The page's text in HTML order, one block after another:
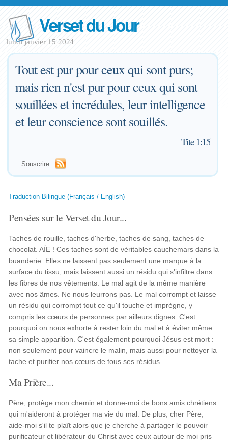
Verset du Jour
lundi janvier 15 2024
Tout est pur pour ceux qui sont purs;
mais rien n'est pur pour ceux qui sont
souillées et incrédules, leur intelligence
et leur conscience sont souillés.
—Tite 1:15
Souscrire:
Traduction Bilingue (Français / English)
Pensées sur le Verset du Jour...
Taches de rouille, taches d'herbe, taches de sang, taches de
chocolat. AÏE ! Ces taches sont de véritables cauchemars dans la
buanderie. Elles ne laissent pas seulement une marque à la
surface du tissu, mais laissent aussi un résidu qui s'infiltre dans
les fibres de nos vêtements. Le mal agit de la même manière
avec nos âmes. Ne nous leurrons pas. Le mal corrompt et laisse
un résidu qui corrompt tout ce qu'il touche et imprègne, y
compris les cœurs de personnes par ailleurs dignes. C'est
pourquoi on nous exhorte à rester loin du mal et à éviter même
sa simple apparition. C'est également pourquoi Jésus est mort :
non seulement pour vaincre le malin, mais aussi pour nettoyer la
tache et purifier nos cœurs de tous ses résidus.
Ma Prière...
Père, protège mon chemin et donne-moi de bons amis chrétiens
qui m'aideront à protéger ma vie du mal. De plus, cher Père,
aide-moi s'il te plaît alors que je cherche à partager le pouvoir
purificateur et libérateur du Christ avec ceux autour de moi pris